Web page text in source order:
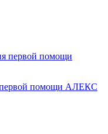
первой помощи АЛЕКС